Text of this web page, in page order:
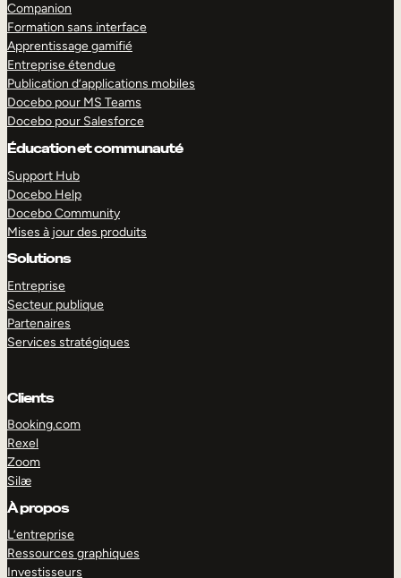
Companion
Formation sans interface
Apprentissage gamifié
Entreprise étendue
Publication d’applications mobiles
Docebo pour MS Teams
Docebo pour Salesforce
Éducation et communauté
Support Hub
Docebo Help
Docebo Community
Mises à jour des produits
Solutions
Entreprise
Secteur publique
Partenaires
Services stratégiques
Clients
Booking.com
Rexel
Zoom
Silæ
À propos
L’entreprise
Ressources graphiques
Investisseurs